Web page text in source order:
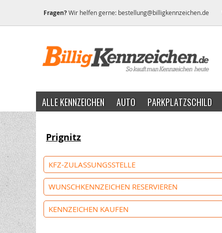
Fragen?Wir helfen gerne: bestellung@billigkennzeichen.de
ALLE KENNZEICHEN AUTO PARKPLATZSCHILD
Prignitz
KFZ-ZULASSUNGSSTELLE
WUNSCHKENNZEICHEN RESERVIEREN
KENNZEICHEN KAUFEN